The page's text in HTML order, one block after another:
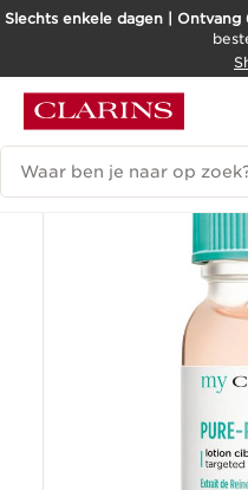
DOORGAAN NAAR
Slechts enkele dagen | Ontvang
Zoekgeschiedenis